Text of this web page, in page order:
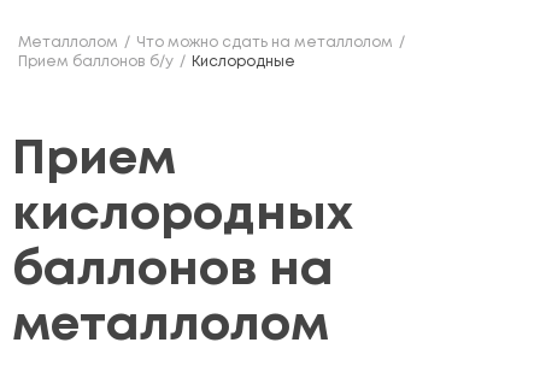
Металлолом
Что можно сдать на металлолом
Прием баллонов б/у
Кислородные
Прием
кислородных
баллонов на
металлолом